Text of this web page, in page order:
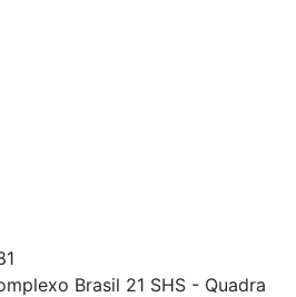
Brasil 21 SHS - Quadra